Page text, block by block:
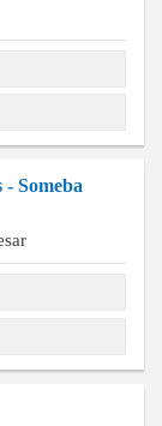
- Someba